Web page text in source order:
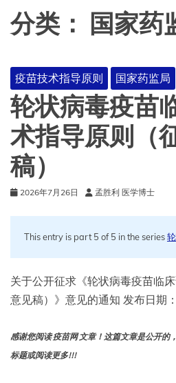
分类： 国家药
疫苗技术指导原则 国家药监局
轮状病毒疫苗
术指导原则（
稿）
2026年7月26日 孟胜利 医学博士
This entry is part 5 of 5 in the series
关于公开征求《轮状病毒疫苗临
意见稿）》意见的通知 发布日期
感谢您阅读 疫苗网 文章！这篇文章是公开的
标题或阅读更多!!!